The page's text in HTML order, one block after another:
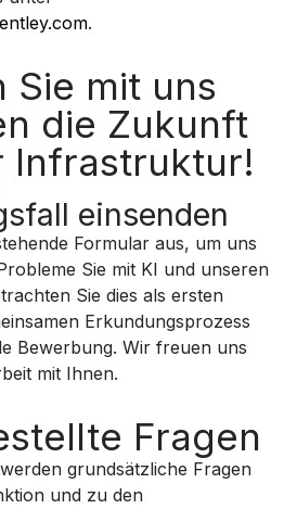
.
Sie mit uns
die Zukunft
Infrastruktur!
einsenden
Formular aus, um uns
Sie mit KI und unseren
Sie dies als ersten
Erkundungsprozess
Bewerbung. Wir freuen uns
mit Ihnen.
Fragen
grundsätzliche Fragen
und zu den